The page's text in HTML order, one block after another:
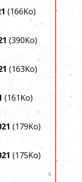
(166Ko)
(390Ko)
(163Ko)
(161Ko)
(179Ko)
(175Ko)